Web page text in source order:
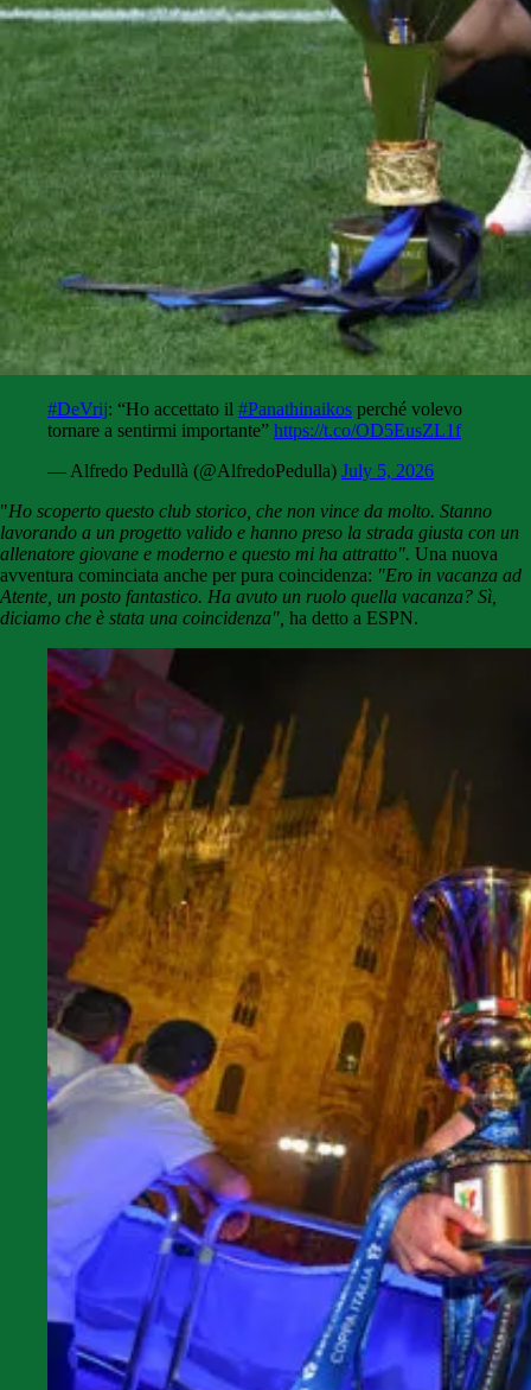
#DeVrij: “Ho accettato il #Panathinaikos perché volevo
tornare a sentirmi importante” https://t.co/OD5EusZL1f
— Alfredo Pedullà (@AlfredoPedulla) July 5, 2026
"Ho scoperto questo club storico, che non vince da molto. Stanno
lavorando a un progetto valido e hanno preso la strada giusta con un
allenatore giovane e moderno e questo mi ha attratto". Una nuova
avventura cominciata anche per pura coincidenza: "Ero in vacanza ad
Atente, un posto fantastico. Ha avuto un ruolo quella vacanza? Sì,
diciamo che è stata una coincidenza", ha detto a ESPN.